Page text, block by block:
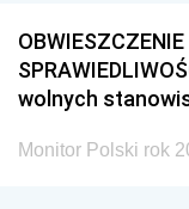
wolnych
Monitor Polski rok